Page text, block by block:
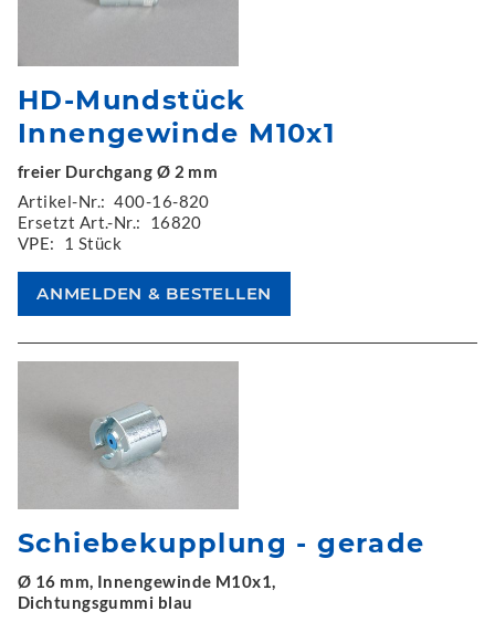
HD-Mundstück
Innengewinde M10x1
freier Durchgang Ø 2 mm
Artikel-Nr.: 400-16-820
Ersetzt Art.-Nr.:
16820
VPE:
1 Stück
Schiebekupplung - gerade
Ø 16 mm, Innengewinde M10x1,
Dichtungsgummi blau